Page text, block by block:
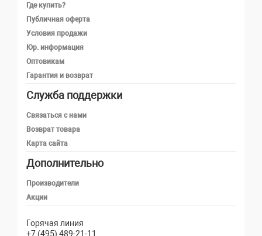
Где купить?
Публичная оферта
Условия продажи
Юр. информация
Оптовикам
Гарантия и возврат
Служба поддержки
Связаться с нами
Возврат товара
Карта сайта
Дополнительно
Производители
Акции
Горячая линия
+7 (495) 489-21-11